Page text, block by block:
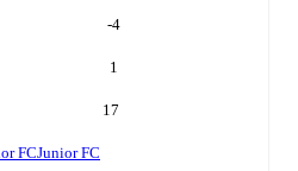
-4
1
17
FCJunior FC